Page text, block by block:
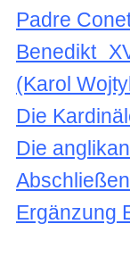
Padre
Benedikt
(Karol
Die
Die
Ergänzung